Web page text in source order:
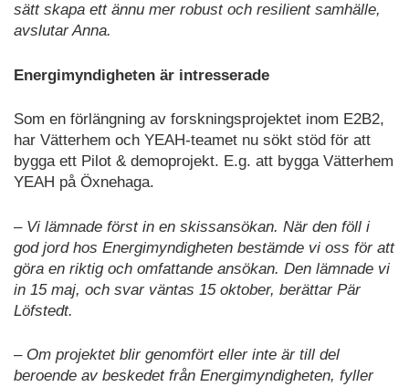
sätt skapa ett ännu mer robust och resilient samhälle,
avslutar Anna.
Energimyndigheten är intresserade
Som en förlängning av forskningsprojektet inom E2B2,
har Vätterhem och YEAH-teamet nu sökt stöd för att
bygga ett Pilot & demoprojekt. E.g. att bygga Vätterhem
YEAH på Öxnehaga.
– Vi lämnade först in en skissansökan. När den föll i
god jord hos Energimyndigheten bestämde vi oss för att
göra en riktig och omfattande ansökan. Den lämnade vi
in 15 maj, och svar väntas 15 oktober, berättar Pär
Löfstedt.
– Om projektet blir genomfört eller inte är till del
beroende av beskedet från Energimyndigheten, fyller